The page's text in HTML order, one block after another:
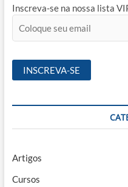
Inscreva-se na nossa lista
Artigos
Cursos